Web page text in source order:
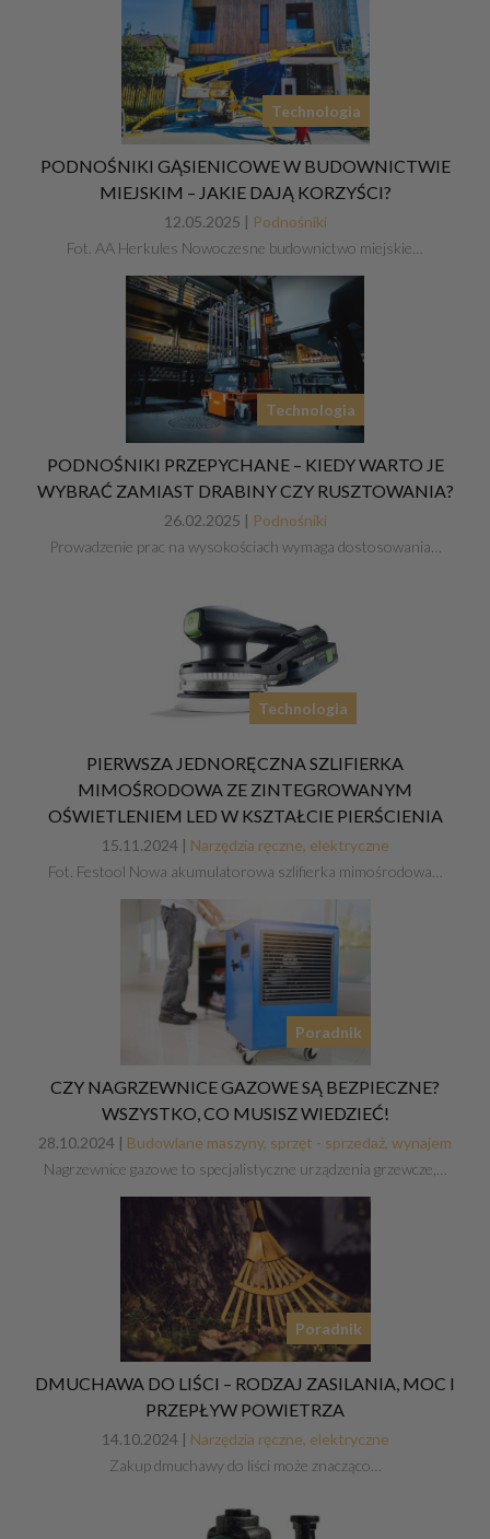
Technologia
PODNOŚNIKI GĄSIENICOWE W BUDOWNICTWIE
MIEJSKIM – JAKIE DAJĄ KORZYŚCI?
12.05.2025 | Podnośniki
Fot. AA Herkules Nowoczesne budownictwo miejskie…
Technologia
PODNOŚNIKI PRZEPYCHANE – KIEDY WARTO JE
WYBRAĆ ZAMIAST DRABINY CZY RUSZTOWANIA?
26.02.2025 | Podnośniki
Prowadzenie prac na wysokościach wymaga dostosowania…
Technologia
PIERWSZA JEDNORĘCZNA SZLIFIERKA
MIMOŚRODOWA ZE ZINTEGROWANYM
OŚWIETLENIEM LED W KSZTAŁCIE PIERŚCIENIA
15.11.2024 | Narzędzia ręczne, elektryczne
Fot. Festool Nowa akumulatorowa szlifierka mimośrodowa…
Poradnik
CZY NAGRZEWNICE GAZOWE SĄ BEZPIECZNE?
WSZYSTKO, CO MUSISZ WIEDZIEĆ!
28.10.2024 | Budowlane maszyny, sprzęt - sprzedaż, wynajem
Nagrzewnice gazowe to specjalistyczne urządzenia grzewcze,…
Poradnik
DMUCHAWA DO LIŚCI – RODZAJ ZASILANIA, MOC I
PRZEPŁYW POWIETRZA
14.10.2024 | Narzędzia ręczne, elektryczne
Zakup dmuchawy do liści może znacząco…